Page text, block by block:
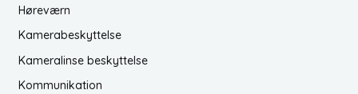
Høreværn
Kamerabeskyttelse
Kameralinse beskyttelse
Kommunikation